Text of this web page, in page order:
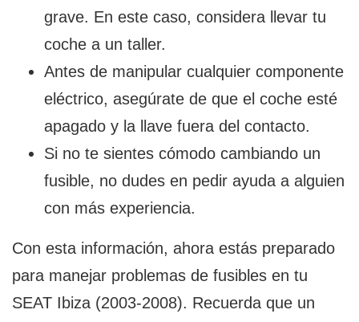
grave. En este caso, considera llevar tu
coche a un taller.
Antes de manipular cualquier componente
eléctrico, asegúrate de que el coche esté
apagado y la llave fuera del contacto.
Si no te sientes cómodo cambiando un
fusible, no dudes en pedir ayuda a alguien
con más experiencia.
Con esta información, ahora estás preparado
para manejar problemas de fusibles en tu
SEAT Ibiza (2003-2008). Recuerda que un